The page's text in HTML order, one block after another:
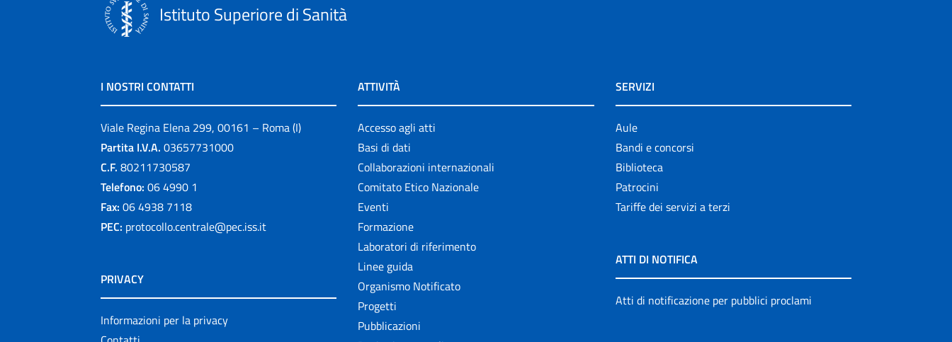
Istituto Superiore di Sanità
I NOSTRI CONTATTI
Viale Regina Elena 299, 00161 – Roma (I)
Partita I.V.A. 03657731000
C.F. 80211730587
Telefono: 06 4990 1
Fax: 06 4938 7118
PEC: protocollo.centrale@pec.iss.it
PRIVACY
Informazioni per la privacy
ATTIVITÀ
Accesso agli atti
Basi di dati
Collaborazioni internazionali
Comitato Etico Nazionale
Eventi
Formazione
Laboratori di riferimento
Linee guida
Organismo Notificato
Progetti
Pubblicazioni
SERVIZI
Aule
Bandi e concorsi
Biblioteca
Patrocini
Tariffe dei servizi a terzi
ATTI DI NOTIFICA
Atti di notificazione per pubblici proclami